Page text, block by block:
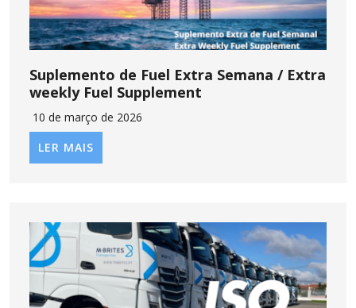
Suplemento de Fuel Extra Semana / Extra
weekly Fuel Supplement
10 de março de 2026
LER MAIS